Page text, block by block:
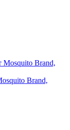
Brand,